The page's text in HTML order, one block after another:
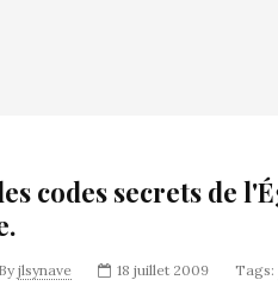
codes secrets de
By jlsynave 18 juillet 2009 Tags: